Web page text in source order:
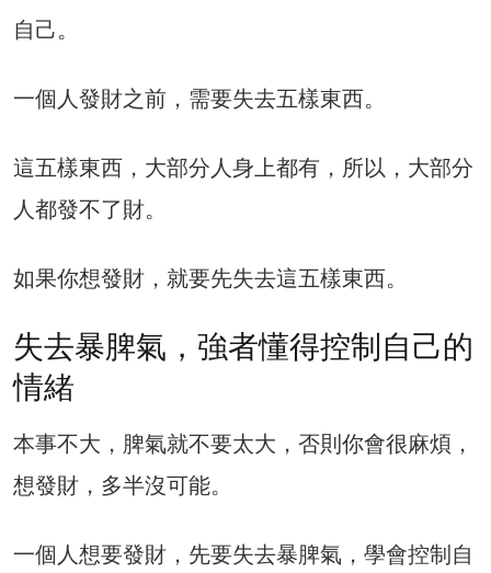
自己。
一個人發財之前，需要失去五樣東西。
這五樣東西，大部分人身上都有，所以，大部分
人都發不了財。
如果你想發財，就要先失去這五樣東西。
失去暴脾氣，強者懂得控制自己的
情緒
本事不大，脾氣就不要太大，否則你會很麻煩，
想發財，多半沒可能。
一個人想要發財，先要失去暴脾氣，學會控制自